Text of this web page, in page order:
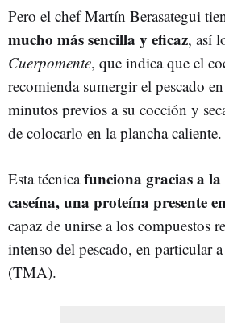
Pero el chef Martín Berasategui
mucho más sencilla y eficaz, así
Cuerpomente, que indica que el
recomienda sumergir el pescado
minutos previos a su cocción y
de colocarlo en la plancha caliente.
Esta técnicafunciona gracias a la
caseína, una proteína presente
capaz de unirse a los compuestos
intenso del pescado, en particular
(TMA).